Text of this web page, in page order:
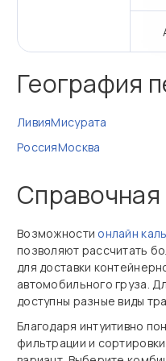
География
ЛивияМисурата
РоссияМосква
Возможности онлайн
позволяют рассчитать
для доставки
автомобильного груза.
доступны разные виды
Благодаря интуитивно
фильтрации и